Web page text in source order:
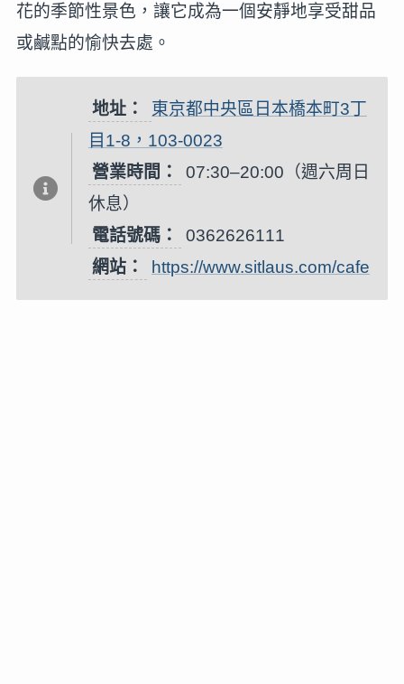
花的季節性景色，讓它成為一個安靜地享受甜品
或鹹點的愉快去處。
地址：
東京都中央區日本橋本町3丁
目1-8，103-0023
營業時間：
07:30–20:00（週六周日
休息）
電話號碼：
0362626111
網站：
https://www.sitlaus.com/cafe